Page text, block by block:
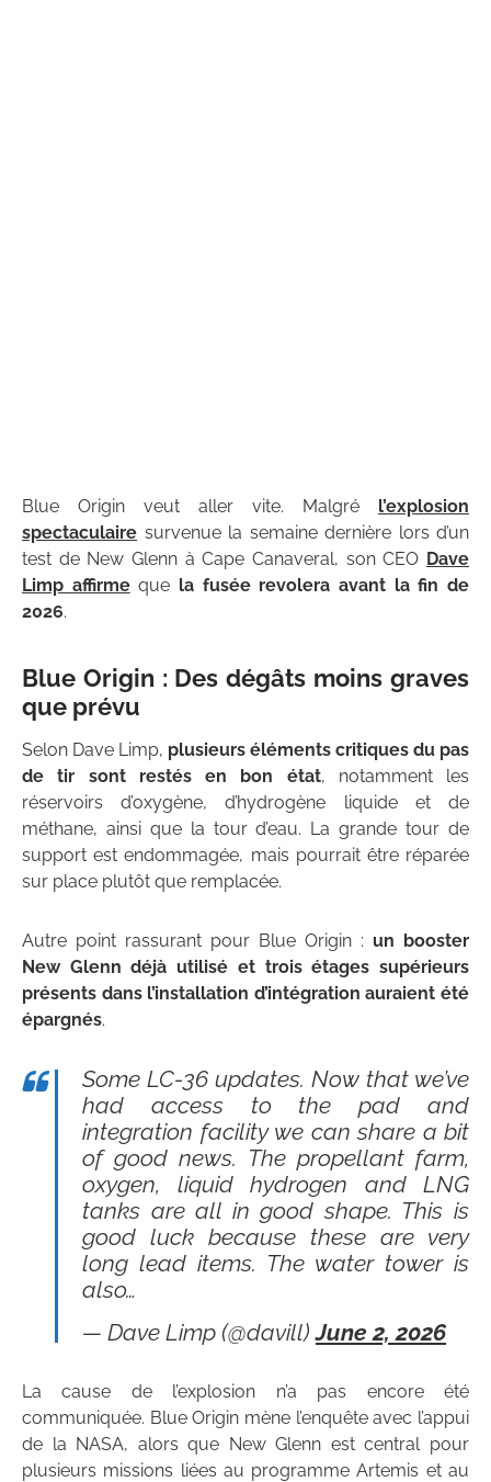
Blue Origin veut aller vite. Malgré l’explosion
spectaculaire survenue la semaine dernière lors d’un
test de New Glenn à Cape Canaveral, son CEO Dave
Limp affirmeque la fusée revolera avant la fin de
2026.
Blue Origin : Des dégâts moins graves
que prévu
Selon Dave Limp, plusieurs éléments critiques du pas
de tir sont restés en bon état, notamment les
réservoirs d’oxygène, d’hydrogène liquide et de
méthane, ainsi que la tour d’eau. La grande tour de
support est endommagée, mais pourrait être réparée
sur place plutôt que remplacée.
Autre point rassurant pour Blue Origin : un booster
New Glenn déjà utilisé et trois étages supérieurs
présents dans l’installation d’intégration auraient été
épargnés.
Some LC-36 updates. Now that we’ve
had access to the pad and
integration facility we can share a bit
of good news. The propellant farm,
oxygen, liquid hydrogen and LNG
tanks are all in good shape. This is
good luck because these are very
long lead items. The water tower is
also…
— Dave Limp (@davill)June 2, 2026
La cause de l’explosion n’a pas encore été
communiquée. Blue Origin mène l’enquête avec l’appui
de la NASA, alors que New Glenn est central pour
plusieurs missions liées au programme Artemis et au